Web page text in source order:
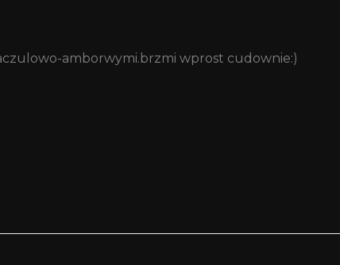
amborwymi.brzmi wprost cudownie:)